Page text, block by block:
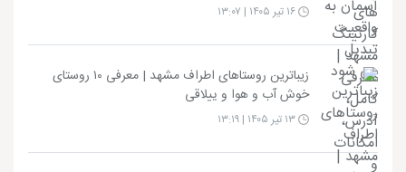
زیباترین روستاهای اطراف مشهد | معرفی ۱۰ روستای
خوش آب و هوا و ییلاقی